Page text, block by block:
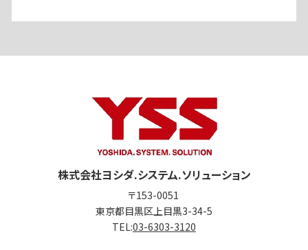
株式会社ヨシダ.システム.ソリューション
〒153-0051
東京都目黒区上目黒3-34-5
TEL:03-6303-3120